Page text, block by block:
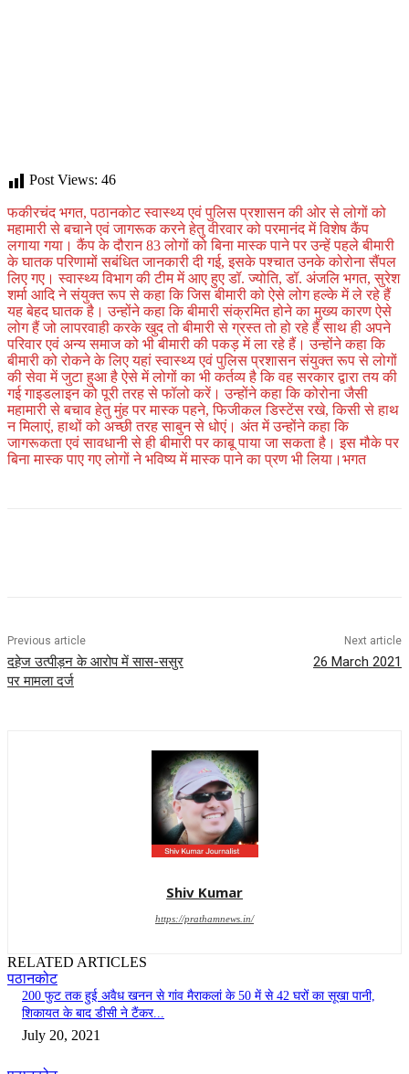
Post Views: 46
फकीरचंद भगत, पठानकोट स्वास्थ्य एवं पुलिस प्रशासन की ओर से लोगों को
महामारी से बचाने एवं जागरूक करने हेतु वीरवार को परमानंद में विशेष कैंप
लगाया गया। कैंप के दौरान 83 लोगों को बिना मास्क पाने पर उन्हें पहले बीमारी
के घातक परिणामों सबंधित जानकारी दी गई, इसके पश्चात उनके कोरोना सैंपल
लिए गए। स्वास्थ्य विभाग की टीम में आए हुए डॉ. ज्योति, डॉ. अंजलि भगत, सुरेश
शर्मा आदि ने संयुक्त रूप से कहा कि जिस बीमारी को ऐसे लोग हल्के में ले रहे हैं
यह बेहद घातक है। उन्होंने कहा कि बीमारी संक्रमित होने का मुख्य कारण ऐसे
लोग हैं जो लापरवाही करके खुद तो बीमारी से ग्रस्त तो हो रहे हैं साथ ही अपने
परिवार एवं अन्य समाज को भी बीमारी की पकड़ में ला रहे हैं। उन्होंने कहा कि
बीमारी को रोकने के लिए यहां स्वास्थ्य एवं पुलिस प्रशासन संयुक्त रूप से लोगों
की सेवा में जुटा हुआ है ऐसे में लोगों का भी कर्तव्य है कि वह सरकार द्वारा तय की
गई गाइडलाइन को पूरी तरह से फॉलो करें। उन्होंने कहा कि कोरोना जैसी
महामारी से बचाव हेतु मुंह पर मास्क पहने, फिजीकल डिस्टेंस रखे, किसी से हाथ
न मिलाएं, हाथों को अच्छी तरह साबुन से धोएं। अंत में उन्होंने कहा कि
जागरूकता एवं सावधानी से ही बीमारी पर काबू पाया जा सकता है। इस मौके पर
बिना मास्क पाए गए लोगों ने भविष्य में मास्क पाने का प्रण भी लिया।भगत
Previous article
दहेज उत्पीड़न के आरोप में सास-ससुर
पर मामला दर्ज
Next article
26 March 2021
Shiv Kumar
https://prathamnews.in/
RELATED ARTICLES
पठानकोट
200 फुट तक हुई अवैध खनन से गांव मैराकलां के 50 में से 42 घरों का सूखा पानी,
शिकायत के बाद डीसी ने टैंकर...
July 20, 2021